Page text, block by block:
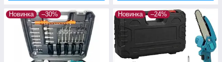
Новинка –30% Новинка –24%